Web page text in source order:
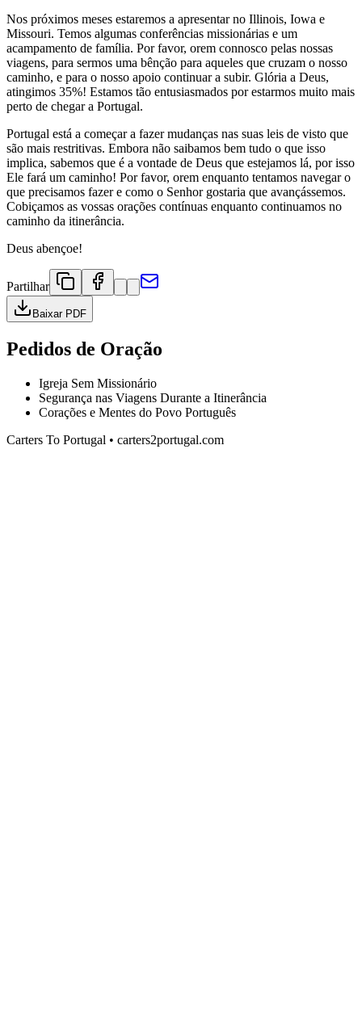
Nos próximos meses estaremos a apresentar no Illinois, Iowa e
Missouri. Temos algumas conferências missionárias e um
acampamento de família. Por favor, orem connosco pelas nossas
viagens, para sermos uma bênção para aqueles que cruzam o nosso
caminho, e para o nosso apoio continuar a subir. Glória a Deus,
atingimos 35%! Estamos tão entusiasmados por estarmos muito mais
perto de chegar a Portugal.
Portugal está a começar a fazer mudanças nas suas leis de visto que
são mais restritivas. Embora não saibamos bem tudo o que isso
implica, sabemos que é a vontade de Deus que estejamos lá, por isso
Ele fará um caminho! Por favor, orem enquanto tentamos navegar o
que precisamos fazer e como o Senhor gostaria que avançássemos.
Cobiçamos as vossas orações contínuas enquanto continuamos no
caminho da itinerância.
Deus abençoe!
Partilhar
Baixar PDF
Pedidos de Oração
Igreja Sem Missionário
Segurança nas Viagens Durante a Itinerância
Corações e Mentes do Povo Português
Carters To Portugal • carters2portugal.com